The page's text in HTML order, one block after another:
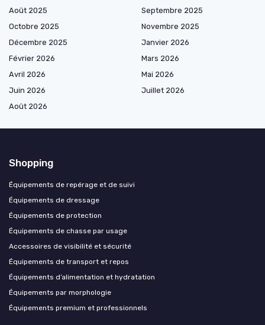
Août 2025
Septembre 2025
Octobre 2025
Novembre 2025
Décembre 2025
Janvier 2026
Février 2026
Mars 2026
Avril 2026
Mai 2026
Juin 2026
Juillet 2026
Août 2026
Shopping
Équipements de repérage et de suivi
Équipements de dressage
Équipements de protection
Équipements de chasse par usage
Accessoires de visibilité et sécurité
Équipements de transport et repos
Équipements d’alimentation et hydratation
Équipements par morphologie
Équipements premium et professionnels